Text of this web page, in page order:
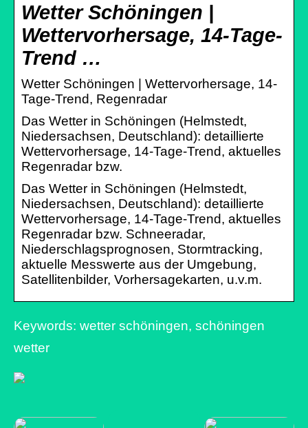
Wetter Schöningen |
Wettervorhersage, 14-Tage-
Trend …
Wetter Schöningen | Wettervorhersage, 14-
Tage-Trend, Regenradar
Das Wetter in Schöningen (Helmstedt,
Niedersachsen, Deutschland): detaillierte
Wettervorhersage, 14-Tage-Trend, aktuelles
Regenradar bzw.
Das Wetter in Schöningen (Helmstedt,
Niedersachsen, Deutschland): detaillierte
Wettervorhersage, 14-Tage-Trend, aktuelles
Regenradar bzw. Schneeradar,
Niederschlagsprognosen, Stormtracking,
aktuelle Messwerte aus der Umgebung,
Satellitenbilder, Vorhersagekarten, u.v.m.
Keywords: wetter schöningen, schöningen
wetter